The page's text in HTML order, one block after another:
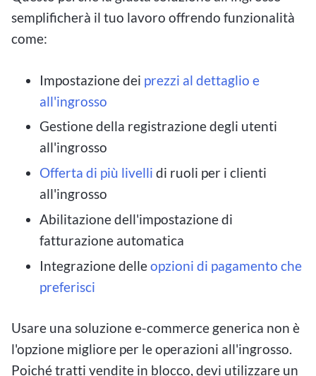
semplificherà il tuo lavoro offrendo funzionalità
come:
Impostazione dei prezzi al dettaglio e
all'ingrosso
Gestione della registrazione degli utenti
all'ingrosso
Offerta di più livelli di ruoli per i clienti
all'ingrosso
Abilitazione dell'impostazione di
fatturazione automatica
Integrazione delleopzioni di pagamento che
preferisci
Usare una soluzione e-commerce generica non è
l'opzione migliore per le operazioni all'ingrosso.
Poiché tratti vendite in blocco, devi utilizzare un